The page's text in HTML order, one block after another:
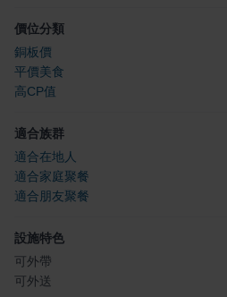
價位分類
銅板價
平價美食
高CP值
適合族群
適合在地人
適合家庭聚餐
適合朋友聚餐
設施特色
可外帶
可外送